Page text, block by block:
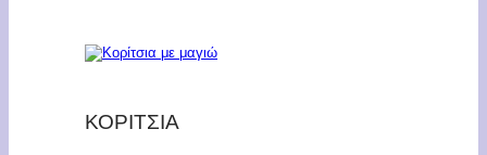
ΚΟΡΙΤΣΙΑ